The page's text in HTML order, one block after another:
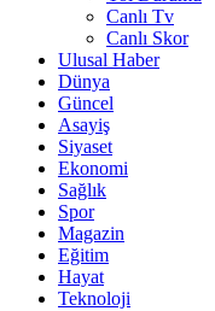
Canlı Tv
Canlı Skor
Ulusal Haber
Dünya
Güncel
Asayiş
Siyaset
Ekonomi
Sağlık
Spor
Magazin
Eğitim
Hayat
Teknoloji